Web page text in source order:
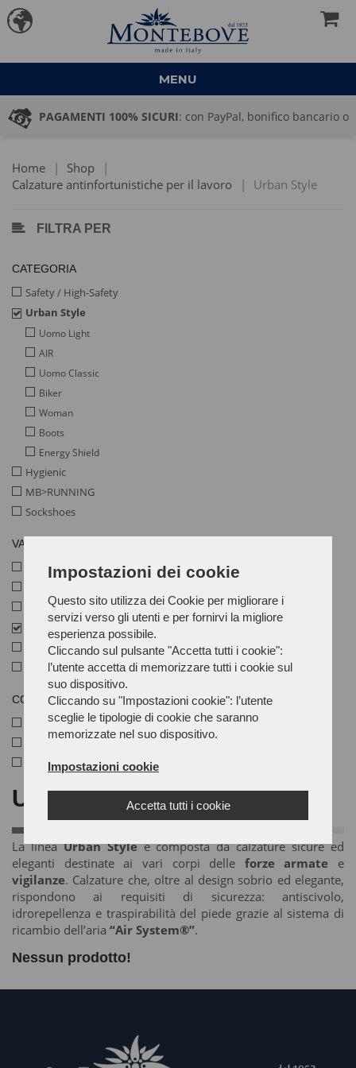
Impostazioni dei cookie
Questo sito utilizza dei Cookie per migliorare i
servizi verso gli utenti e per fornirvi la migliore
esperienza possibile.
Cliccando sul pulsante "Accetta tutti i cookie":
l’utente accetta di memorizzare tutti i cookie sul
suo dispositivo.
Cliccando su "Impostazioni cookie": l’utente
sceglie le tipologie di cookie che saranno
memorizzate nel suo dispositivo.
Impostazioni cookie
Accetta tutti i cookie
MENU
PAGAMENTI 100% SICURI: con PayPal, bonifico bancario o
Home | Shop
|
Calzature antinfortunistiche per il lavoro
| Urban Style
FILTRA PER
CATEGORIA
Safety / High-Safety
Urban Style
Uomo Light
AIR
Uomo Classic
Biker
Woman
Boots
Energy Shield
Hygienic
MB>RUNNING
Sockshoes
VARIANTE
Pelle Pieno Fiore
Pelle Anfibio
Pelle Scamosciata E Cordura
COLORE
Nero / Arancio
Nero / Verde
URBAN STYLE
La lineaUrban Styleè composta da calzature sicure ed
eleganti destinate ai vari corpi delle forze armate e
vigilanze. Calzature che, oltre al design sobrio ed elegante,
rispondono ai requisiti di sicurezza: antiscivolo,
idrorepellenza e traspirabilità del piede grazie al sistema di
ricambio dell’aria “Air System®”.
Nessun prodotto!